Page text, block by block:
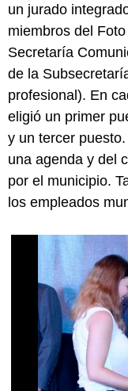
un jurado
miembros del
Secretaría
de la
profesional). En
eligió un primer
y un tercer
una agenda y del
por el municipio.
los empleados